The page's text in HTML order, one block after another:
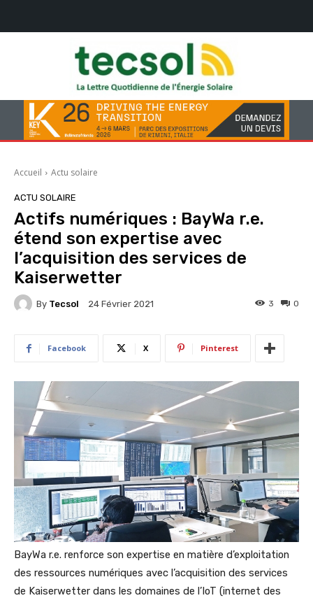
Accueil Actu solaire
ACTU SOLAIRE
Actifs numériques : BayWa r.e.
étend son expertise avec
l’acquisition des services de
Kaiserwetter
By Tecsol 24 Février 2021 0
3
Facebook X Pinterest
BayWa r.e. renforce son expertise en matière d’exploitation
des ressources numériques avec l’acquisition des services
de Kaiserwetter dans les domaines de l’IoT (internet des